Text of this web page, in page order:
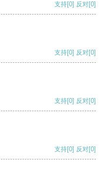
支持[0] 反对[0]
支持[0] 反对[0]
支持[0] 反对[0]
支持[0] 反对[0]